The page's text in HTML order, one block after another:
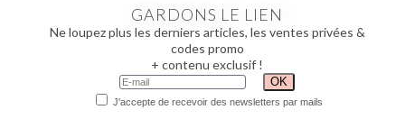
GARDONS LE LIEN
Ne loupez plus les derniers articles, les ventes privées &
codes promo
+ contenu exclusif !
J'accepte de recevoir des newsletters par mails